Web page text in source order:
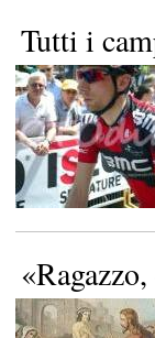
Tutti i